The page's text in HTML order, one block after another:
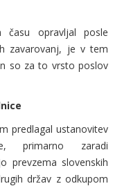
opravljal posle
zavarovanj, je v tem
so za to vrsto poslov
predlagal ustanovitev
primarno zaradi
prevzema slovenskih
držav z odkupom